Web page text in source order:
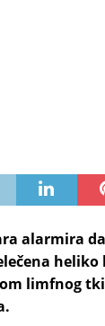
alarmira
limfnog